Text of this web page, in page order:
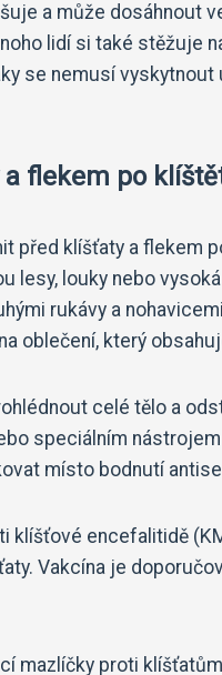
a může dosáhnout
lidí si také stěžuje
se nemusí
flekem po
před klíšťaty a flekem
lesy, louky nebo
rukávy a
oblečení, který
celé tělo a
speciálním
místo bodnutí
klíšťové encefalitidě
Vakcína je
mazlíčky proti